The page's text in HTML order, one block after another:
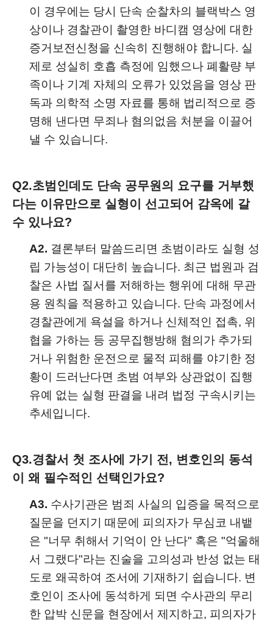
이 경우에는 당시 단속 순찰차의 블랙박스 영
상이나 경찰관이 촬영한 바디캠 영상에 대한
증거보전신청을 신속히 진행해야 합니다. 실
제로 성실히 호흡 측정에 임했으나 폐활량 부
족이나 기계 자체의 오류가 있었음을 영상 판
독과 의학적 소명 자료를 통해 법리적으로 증
명해 낸다면 무죄나 혐의없음 처분을 이끌어
낼 수 있습니다.
Q2.초범인데도 단속 공무원의 요구를 거부했
다는 이유만으로 실형이 선고되어 감옥에 갈
수 있나요?
A2. 결론부터 말씀드리면 초범이라도 실형 성
립 가능성이 대단히 높습니다. 최근 법원과 검
찰은 사법 질서를 저해하는 행위에 대해 무관
용 원칙을 적용하고 있습니다. 단속 과정에서
경찰관에게 욕설을 하거나 신체적인 접촉, 위
협을 가하는 등 공무집행방해 혐의가 추가되
거나 위험한 운전으로 물적 피해를 야기한 정
황이 드러난다면 초범 여부와 상관없이 집행
유예 없는 실형 판결을 내려 법정 구속시키는
추세입니다.
Q3.경찰서 첫 조사에 가기 전, 변호인의 동석
이 왜 필수적인 선택인가요?
A3. 수사기관은 범죄 사실의 입증을 목적으로
질문을 던지기 때문에 피의자가 무심코 내뱉
은 "너무 취해서 기억이 안 난다" 혹은 "억울해
서 그랬다"라는 진술을 고의성과 반성 없는 태
도로 왜곡하여 조서에 기재하기 쉽습니다. 변
호인이 조사에 동석하게 되면 수사관의 무리
한 압박 신문을 현장에서 제지하고, 피의자가